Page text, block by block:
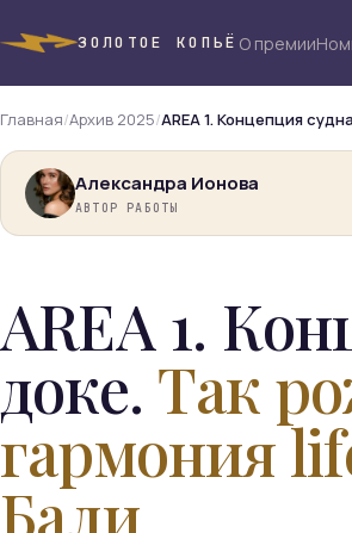
ЗОЛОТОЕ КОПЬЁ О премии
Главная/Архив 2025/AREA 1. Концепция
Александра Ионова
АВТОР РАБОТЫ
AREA 1.
доке. Так
гармония
Бали